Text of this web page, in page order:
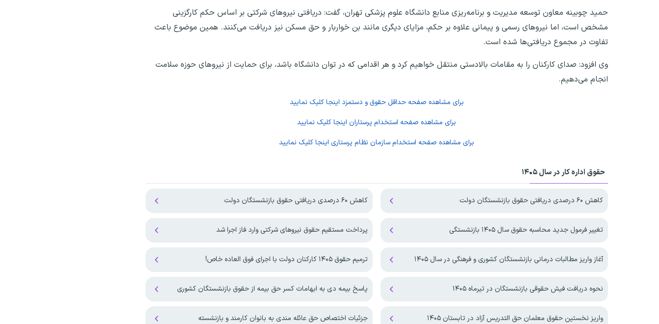
حمید چوبینه معاون توسعه مدیریت و برنامه‌ریزی منابع دانشگاه علوم پزشکی تهران، گفت: دریافتی نیروهای شرکتی بر اساس حکم کارگزینی
مشخص است، اما نیروهای رسمی و پیمانی علاوه بر حکم، مزایای دیگری مانند بن خواربار و حق مسکن نیز دریافت می‌کنند. همین موضوع باعث
تفاوت در مجموع دریافتی‌ها شده است.
وی افزود: صدای کارکنان را به مقامات بالادستی منتقل خواهیم کرد و هر اقدامی که در توان دانشگاه باشد، برای حمایت از نیروهای حوزه سلامت
انجام می‌دهیم.
برای مشاهده صفحه حداقل حقوق و دستمزد اینجا کلیک نمایید
برای مشاهده صفحه استخدام پرستاران اینجا کلیک نمایید
برای مشاهده صفحه استخدام سازمان نظام پرستاری اینجا کلیک نمایید
حقوق اداره کار در سال ۱۴۰۵
کاهش ۶۰ درصدی دریافتی حقوق بازنشستگان دولت کاهش ۶۰ درصدی دریافتی حقوق بازنشستگان دولت
تغییر فرمول جدید محاسبه حقوق سال ۱۴۰۵ بازنشستگی پرداخت مستقیم حقوق نیروهای شرکتی وارد فاز اجرا شد
آغاز واریز مطالبات درمانی بازنشستگان کشوری و فرهنگی در سال ۱۴۰۵ ترمیم حقوق ۱۴۰۵ کارکنان دولت با اجرای فوق العاده خاص!
نحوه دریافت فیش حقوقی بازنشستگان در تیرماه ۱۴۰۵ پاسخ بیمه دی به ابهامات کسر حق بیمه از حقوق بازنشستگان کشوری
واریز نخستین حقوق معلمان حق التدریس آزاد در تابستان ۱۴۰۵ جزئیات اختصاص حق عائله مندی به بانوان کارمند و بازنشسته